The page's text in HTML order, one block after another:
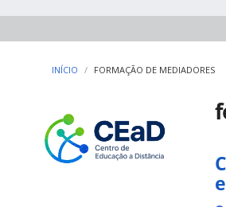
INÍCIO FORMAÇÃO DE MEDIADORES